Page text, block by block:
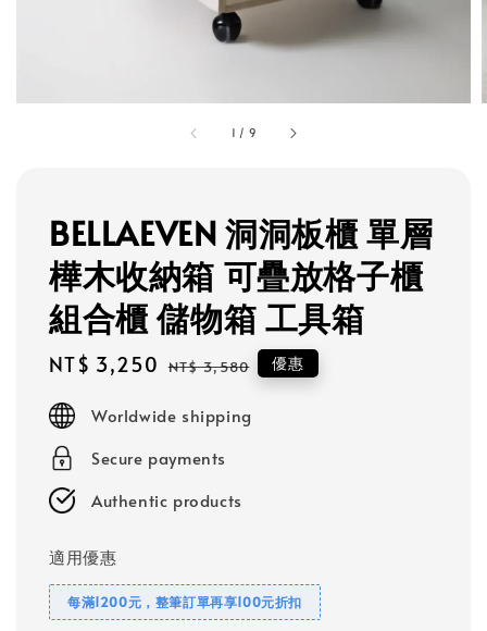
1 / 9
BELLAEVEN 洞洞板櫃 單層
樺木收納箱 可疊放格子櫃
組合櫃 儲物箱 工具箱
Sale
NT$ 3,250 Regular
NT$ 3,580 優惠
Worldwide shipping
Secure payments
Authentic products
適用優惠
每滿1200元，整筆訂單再享100元折扣